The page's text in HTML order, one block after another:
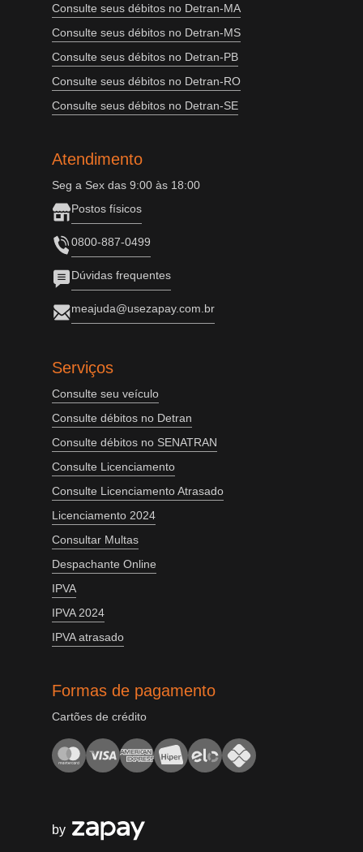
Consulte seus débitos no Detran-MA
Consulte seus débitos no Detran-MS
Consulte seus débitos no Detran-PB
Consulte seus débitos no Detran-RO
Consulte seus débitos no Detran-SE
Atendimento
Seg a Sex das 9:00 às 18:00
Postos físicos
0800-887-0499
Dúvidas frequentes
meajuda@usezapay.com.br
Serviços
Consulte seu veículo
Consulte débitos no Detran
Consulte débitos no SENATRAN
Consulte Licenciamento
Consulte Licenciamento Atrasado
Licenciamento 2024
Consultar Multas
Despachante Online
IPVA
IPVA 2024
IPVA atrasado
Formas de pagamento
Cartões de crédito
by